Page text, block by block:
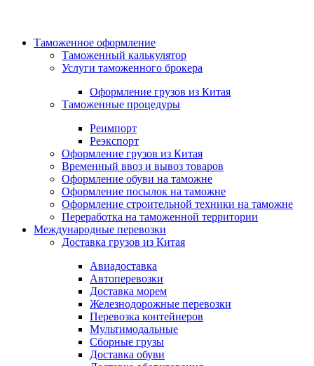
Таможенное оформление
Таможенный калькулятор
Услуги таможенного брокера
Оформление грузов из Китая
Таможенные процедуры
Реимпорт
Реэкспорт
Оформление грузов из Китая
Временный ввоз и вывоз товаров
Оформление обуви на таможне
Оформление посылок на таможне
Оформление строительной техники на таможне
Переработка на таможенной территории
Международные перевозки
Доставка грузов из Китая
Авиадоставка
Автоперевозки
Доставка морем
Железнодорожные перевозки
Перевозка контейнеров
Мультимодальные
Сборные грузы
Доставка обуви